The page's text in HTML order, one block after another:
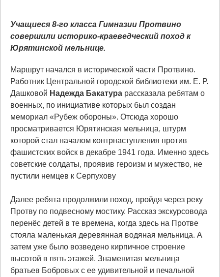
Учащиеся 8-го класса Гимназии Протвино
совершили историко-краеведческий поход к
Юрятинской мельнице.
Маршрут начался в исторической части Протвино.
Работник Центральной городской библиотеки им. Е. Р.
Дашковой Надежда Бакатура рассказала ребятам о
военных, по инициативе которых был создан
мемориал «Рубеж обороны». Отсюда хорошо
просматривается Юрятинская мельница, штурм
которой стал началом контрнаступления против
фашистских войск в декабре 1941 года. Именно здесь
советские солдаты, проявив героизм и мужество, не
пустили немцев к Серпухову
Далее ребята продолжили поход, пройдя через реку
Протву по подвесному мостику. Рассказ экскурсовода
перенёс детей в те времена, когда здесь на Протве
стояла маленькая деревянная водяная мельница. А
затем уже было возведено кирпичное строение
высотой в пять этажей. Знаменитая мельница
братьев Бобровых с ее удивительной и печальной